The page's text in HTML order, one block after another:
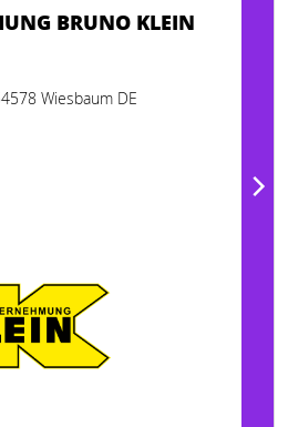
BRUNO KLEIN
Wiesbaum DE